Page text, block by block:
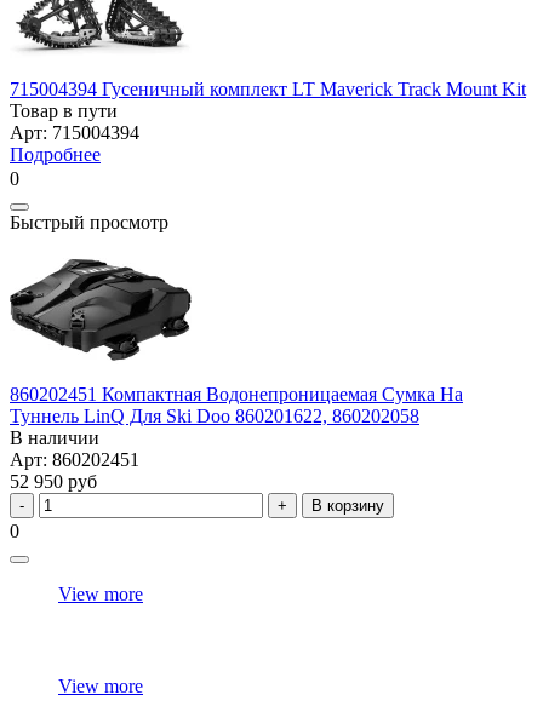
715004394 Гусеничный комплект LT Maverick Track Mount Kit
Товар в пути
Арт: 715004394
Подробнее
0
Быстрый просмотр
860202451 Компактная Водонепроницаемая Сумка На
Туннель LinQ Для Ski Doo 860201622, 860202058
В наличии
Арт: 860202451
52 950 руб
В корзину
0
View more
View more